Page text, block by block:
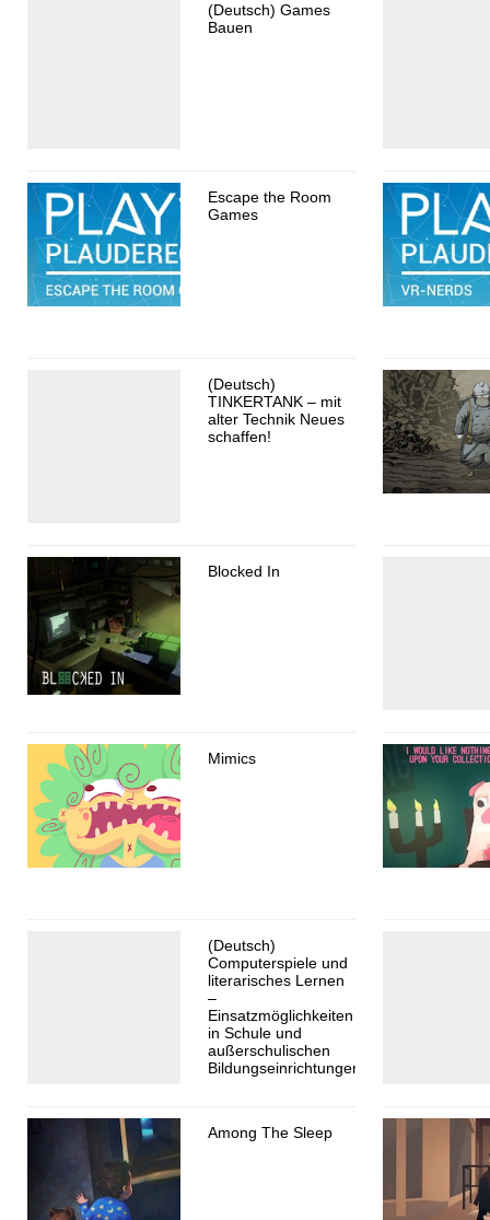
(Deutsch) Games
Bauen
Escape the Room
Games
(Deutsch)
TINKERTANK – mit
alter Technik Neues
schaffen!
Blocked In
Mimics
(Deutsch)
Computerspiele und
literarisches Lernen
–
Einsatzmöglichkeiten
in Schule und
außerschulischen
Bildungseinrichtungen
Among The Sleep